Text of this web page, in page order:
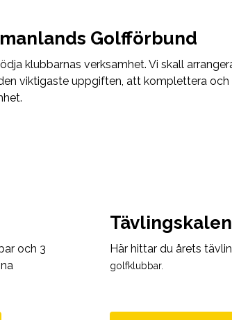
Golfförbund
klubbarnas verksamhet. Vi skall
viktigaste uppgiften, att komplettera
och 3
Här hittar du årets
golfklubbar.